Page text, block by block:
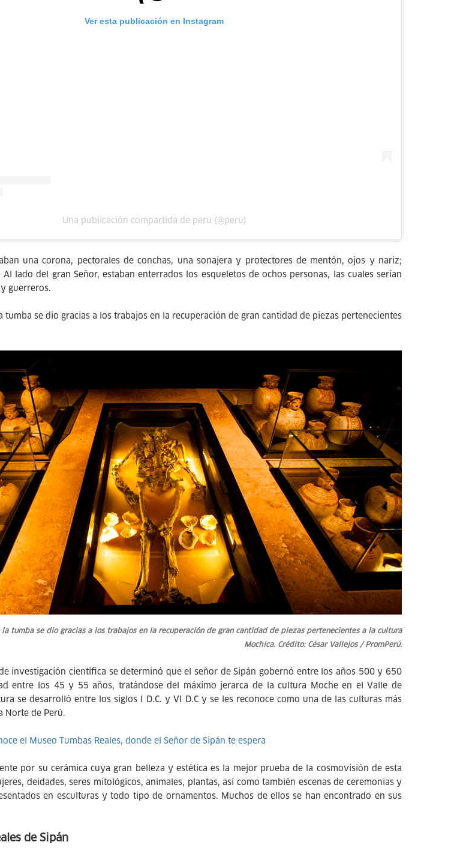
Ver esta publicación en Instagram
Una publicación compartida de peru (@peru)
una corona, pectorales de conchas, una sonajera y protectores de mentón, ojos y nariz;
lado del gran Señor, estaban enterrados los esqueletos de ochos personas, las cuales serían
guerreros.
tumba se dio gracias a los trabajos en la recuperación de gran cantidad de piezas pertenecientes
tumba se dio gracias a los trabajos en la recuperación de gran cantidad de piezas pertenecientes a la cultura
Mochica. Crédito: César Vallejos / PromPerú.
investigación científica se determinó que el señor de Sipán gobernó entre los años 500 y 650
entre los 45 y 55 años, tratándose del máximo jerarca de la cultura Moche en el Valle de
se desarrolló entre los siglos I D.C. y VI D.C y se les reconoce como una de las culturas más
Norte de Perú.
el Museo Tumbas Reales, donde el Señor de Sipán te espera
por su cerámica cuya gran belleza y estética es la mejor prueba de la cosmovisión de esta
deidades, seres mitológicos, animales, plantas, así como también escenas de ceremonias y
en esculturas y todo tipo de ornamentos. Muchos de ellos se han encontrado en sus
de Sipán